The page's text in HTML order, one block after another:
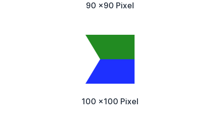
90 x90 Pixel
100 x100 Pixel